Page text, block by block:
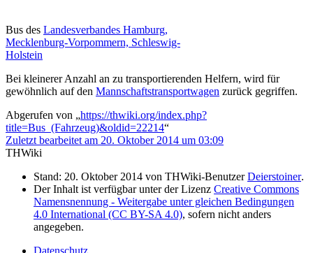
Bus des Landesverbandes Hamburg,
Mecklenburg-Vorpommern, Schleswig-
Holstein
Bei kleinerer Anzahl an zu transportierenden Helfern, wird für
gewöhnlich auf den Mannschaftstransportwagen zurück gegriffen.
Abgerufen von „https://thwiki.org/index.php?
title=Bus_(Fahrzeug)&oldid=22214“
Zuletzt bearbeitet am 20. Oktober 2014 um 03:09
THWiki
Stand: 20. Oktober 2014 von THWiki-BenutzerDeierstoiner.
Der Inhalt ist verfügbar unter der Lizenz Creative Commons
Namensnennung - Weitergabe unter gleichen Bedingungen
4.0 International (CC BY-SA 4.0), sofern nicht anders
angegeben.
Datenschutz